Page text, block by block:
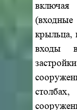
крыльца,
входы